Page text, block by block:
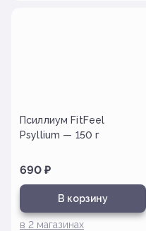
Псиллиум FitFeel
Psyllium — 150 г
690 ₽
В корзину
в 2 магазинах